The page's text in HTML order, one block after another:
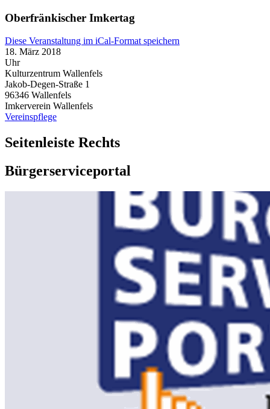
Oberfränkischer Imkertag
Diese Veranstaltung im iCal-Format speichern
18. März 2018
Uhr
Kulturzentrum Wallenfels
Jakob-Degen-Straße 1
96346 Wallenfels
Imkerverein Wallenfels
Vereinspflege
Seitenleiste Rechts
Bürgerserviceportal